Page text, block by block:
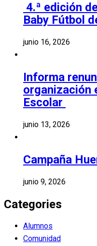
4.ª edición
Baby Fútbol
junio 16, 2026
Informa
organización
Escolar
junio 13, 2026
Campaña
junio 9, 2026
Categories
Alumnos
Comunidad